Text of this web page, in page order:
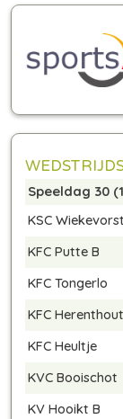
Speeldag 30
KSC Wiekevorst
KFC Putte B
KFC Tongerlo
KFC Herenthout
KFC Heultje
KVC Booischot
KV Hooikt B